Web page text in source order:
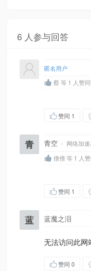
6 人参与回答
匿名用户
蔡 等 1 人赞
赞同 1
青 青空 · 网络加
僧僧 等 1 人
赞同 1
蓝 蓝魔之泪
无法访问此网
赞同 0